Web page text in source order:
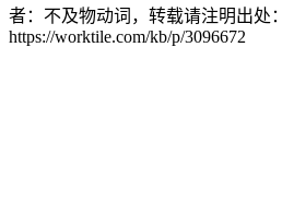
者：不及物动词，转载请注明出处：
https://worktile.com/kb/p/3096672